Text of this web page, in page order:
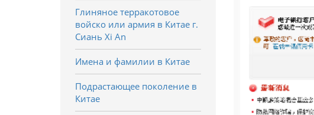
Глиняное терракотовое
войско или армия в Китае г.
Сиань Xi An
Имена и фамилии в Китае
Подрастающее поколение в
Китае